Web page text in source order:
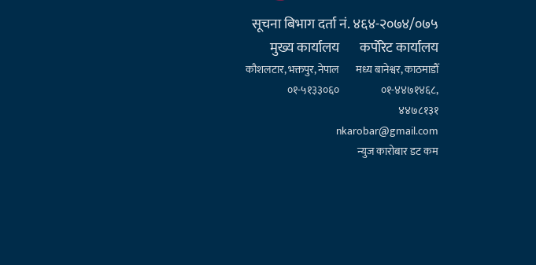
सूचना बिभाग दर्ता नं. ४६४-२०७४/०७५
मुख्य कार्यालय
कौशलटार, भक्तपुर, नेपाल
०१-५१३३०६०
कर्पाेरेट कार्यालय
मध्य बानेश्वर, काठमाडौँ
०१-४४७१४६८,
४४७८१३१
nkarobar@gmail.com
न्युज कारोबार डट कम